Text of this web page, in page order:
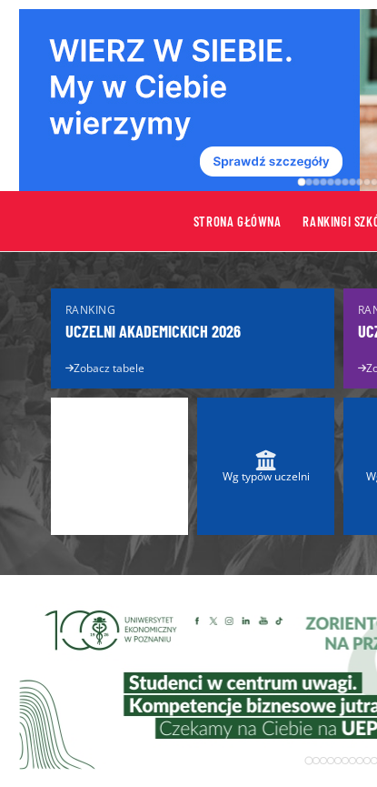
STRONA GŁÓWNA RANKINGI
Dla Maturzystów
RANKING
UCZELNI AKADEMICKICH 2026
Zobacz tabele
Wg typów uczelni